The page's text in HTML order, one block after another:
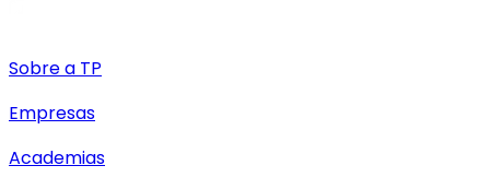
Sobre a TP
Empresas
Academias